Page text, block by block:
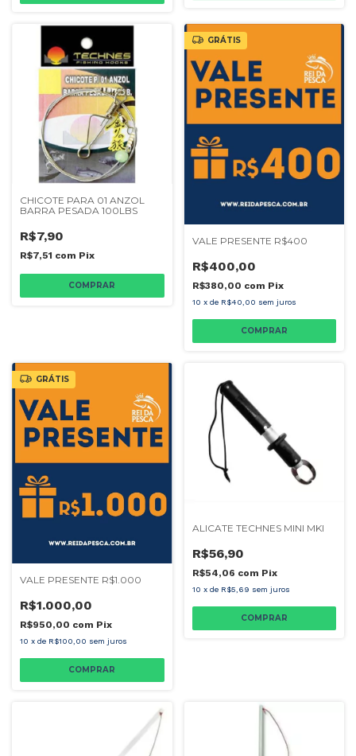
CHICOTE PARA 01 ANZOL
BARRA PESADA 100LBS
R$7,90
R$7,51 com Pix
GRÁTIS
VALE PRESENTE R$400
R$400,00
R$380,00 com Pix
10 x de R$40,00 sem juros
GRÁTIS
VALE PRESENTE R$1.000
R$1.000,00
R$950,00 com Pix
10 x de R$100,00 sem juros
ALICATE TECHNES MINI MKI
R$56,90
R$54,06 com Pix
10 x de R$5,69 sem juros